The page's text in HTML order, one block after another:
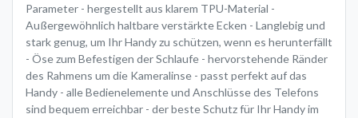
Parameter - hergestellt aus klarem TPU-Material -
Außergewöhnlich haltbare verstärkte Ecken - Langlebig und
stark genug, um Ihr Handy zu schützen, wenn es herunterfällt
- Öse zum Befestigen der Schlaufe - hervorstehende Ränder
des Rahmens um die Kameralinse - passt perfekt auf das
Handy - alle Bedienelemente und Anschlüsse des Telefons
sind bequem erreichbar - der beste Schutz für Ihr Handy im